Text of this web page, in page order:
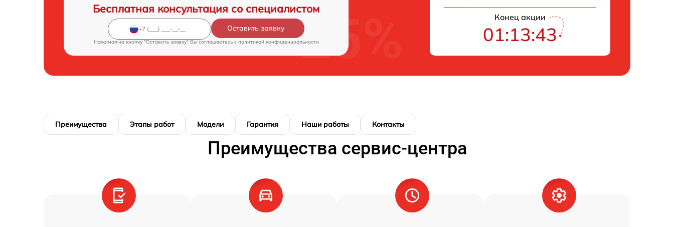
Бесплатная консультация со специалистом
Оставить заявку
Нажимая на кнопку "Оставить заявку" Вы соглашаетесь c политикой конфиденциальности
Конец акции
01:13:43
Преимущества Этапы работ Модели Гарантия Наши работы Контакты
Преимущества сервис-центра